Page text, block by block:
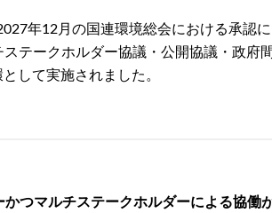
年12月の国連環境総会における承認
テークホルダー協議・公開協議・政府
して実施されました。
つマルチステークホルダーによる協働